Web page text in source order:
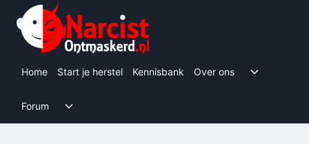
Doorgaan
naar
inhoud
Home Start je herstel Kennisbank Over ons Toggle
Forum Toggle submenu